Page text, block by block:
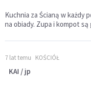
Kuchnia za Ścianą w każdy
na obiady. Zupa i kompot są
7 lat temu KOŚCIÓŁ
KAI / jp